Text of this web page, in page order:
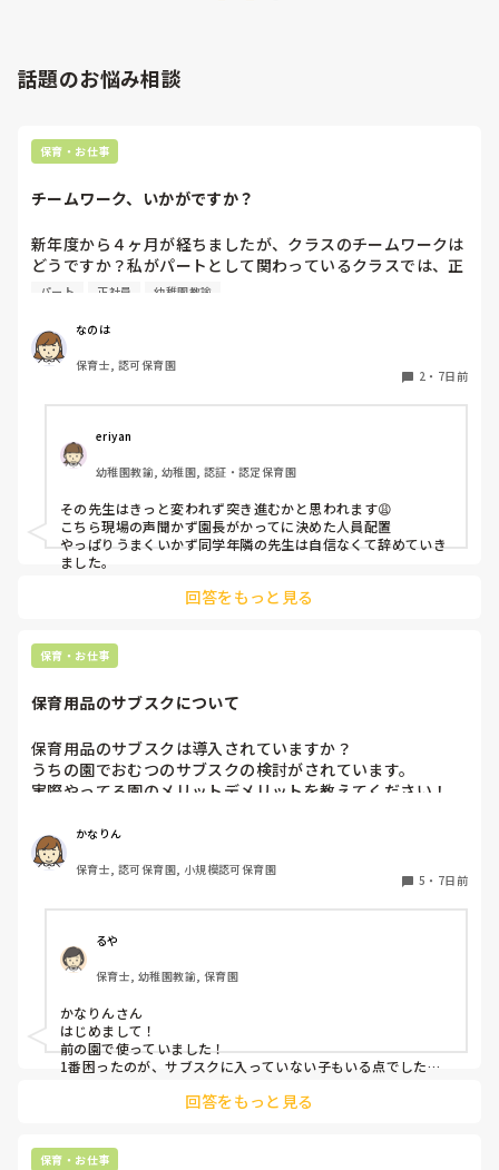
話題のお悩み相談
保育・お仕事
チームワーク、いかがですか？
新年度から４ヶ月が経ちましたが、クラスのチームワークは
どうですか？私がパートとして関わっているクラスでは、正
社員の連携が取れておらずギクシャクしています。ボス的な
という形です。もう少しチーム保育が出来たら肩の力が抜け
て楽なんじゃないかなぁと思います。
パート 正社員 幼稚園教諭
なのは
保育士, 認可保育園
2 ・ 7日前
eriyan
幼稚園教諭, 幼稚園, 認証・認定保育園
その先生はきっと変われず突き進むかと思われます😩
こちら現場の声聞かず園長がかってに決めた人員配置
やっぱりうまくいかず同学年隣の先生は自信なくて辞めていき
ました。
回答をもっと見る
保育・お仕事
保育用品のサブスクについて
保育用品のサブスクは導入されていますか？
うちの園でおむつのサブスクの検討がされています。
実際やってる園のメリットデメリットを教えてください！
かなりん
保育士, 認可保育園, 小規模認可保育園
5 ・ 7日前
るや
保育士, 幼稚園教諭, 保育園
かなりんさん
はじめまして！
前の園で使っていました！
1番困ったのが、サブスクに入っていない子もいる点でした。
るので)この子はサブスク、この子はロッカーから持ってく
回答をもっと見る
保育・お仕事